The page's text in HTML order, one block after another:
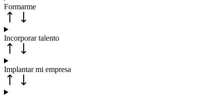
Formarme
Incorporar talento
Implantar mi empresa